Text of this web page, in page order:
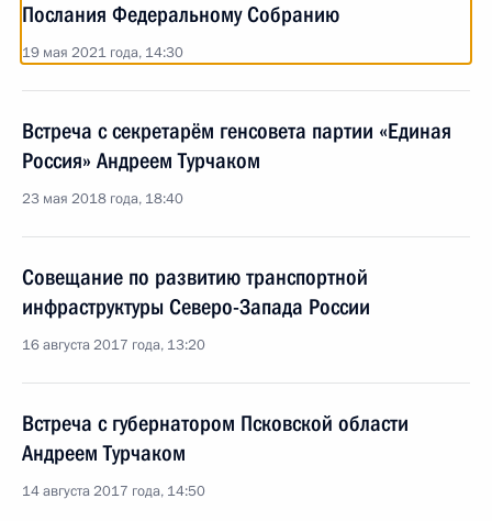
Послания Федеральному Собранию
19 мая 2021 года, 14:30
Встреча с секретарём генсовета партии «Единая
Россия» Андреем Турчаком
23 мая 2018 года, 18:40
Совещание по развитию транспортной
инфраструктуры Северо-Запада России
16 августа 2017 года, 13:20
Встреча с губернатором Псковской области
Андреем Турчаком
14 августа 2017 года, 14:50